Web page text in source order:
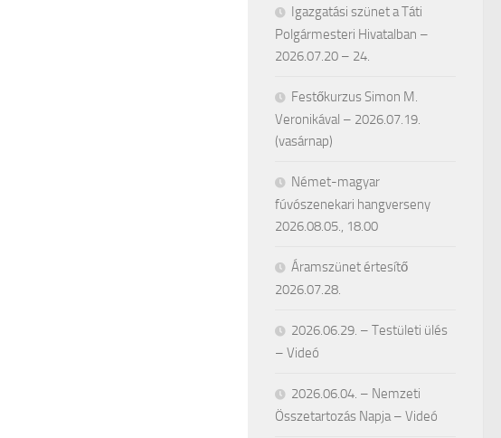
Igazgatási szünet a Táti
Polgármesteri Hivatalban –
2026.07.20 – 24.
Festőkurzus Simon M.
Veronikával – 2026.07.19.
(vasárnap)
Német-magyar
fúvószenekari hangverseny
2026.08.05., 18.00
Áramszünet értesítő
2026.07.28.
2026.06.29. – Testületi ülés
– Videó
2026.06.04. – Nemzeti
Összetartozás Napja – Videó